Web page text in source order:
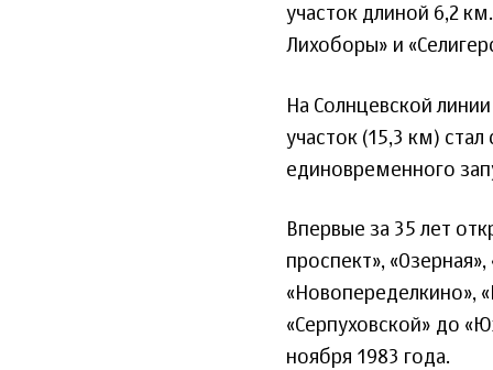
участок длиной 6,2
Лихоборы» и
На Солнцевской
участок (15,3 км)
единовременного
Впервые за 35 лет
проспект»,
«Новопеределкино»,
«Серпуховской» до
ноября 1983 года.